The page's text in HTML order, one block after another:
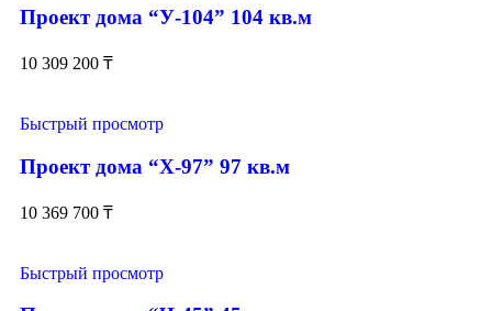
Проект дома “У-104” 104 кв.м
10 309 200 ₸
Быстрый просмотр
Проект дома “Х-97” 97 кв.м
10 369 700 ₸
Быстрый просмотр